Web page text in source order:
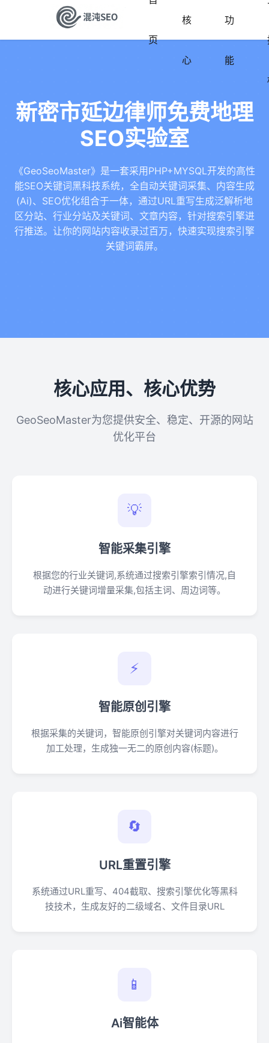
页
核
心
功
能
新密市延边律师免费地理
SEO实验室
《GeoSeoMaster》是一套采用PHP+MYSQL开发的高性
能SEO关键词黑科技系统，全自动关键词采集、内容生成
(Ai)、SEO优化组合于一体，通过URL重写生成泛解析地
区分站、行业分站及关键词、文章内容，针对搜索引擎进
行推送。让你的网站内容收录过百万，快速实现搜索引擎
关键词霸屏。
核心应用、核心优势
GeoSeoMaster为您提供安全、稳定、开源的网站
优化平台
💡
智能采集引擎
根据您的行业关键词,系统通过搜索引擎索引情况,自
动进行关键词增量采集,包括主词、周边词等。
⚡
智能原创引擎
根据采集的关键词，智能原创引擎对关键词内容进行
加工处理，生成独一无二的原创内容(标题)。
🔄
URL重置引擎
系统通过URL重写、404截取、搜索引擎优化等黑科
技技术，生成友好的二级域名、文件目录URL
📱
Ai智能体